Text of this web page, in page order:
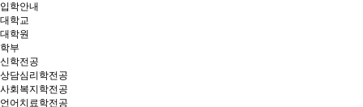
입학안내
대학교
대학원
학부
신학전공
상담심리학전공
사회복지학전공
언어치료학전공